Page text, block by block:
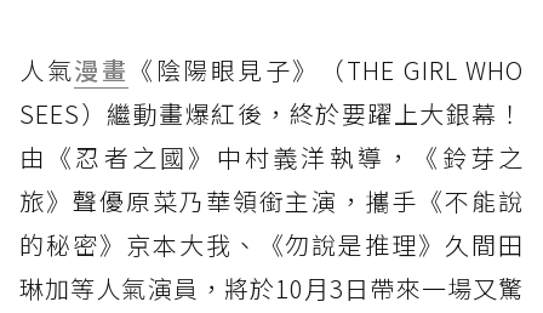
人氣漫畫 《陰陽眼見子》（THE GIRL WHO
SEES）繼動畫爆紅後，終於要躍上大銀幕！
由《忍者之國》中村義洋執導，《鈴芽之
旅》聲優原菜乃華領銜主演，攜手《不能說
的秘密》京本大我、《勿說是推理》久間田
琳加等人氣演員，將於10月3日帶來一場又驚